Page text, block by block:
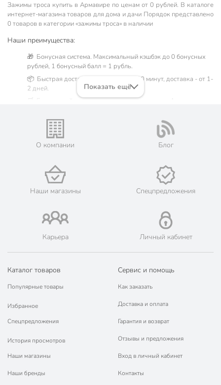
Зажимы троса купить в Армавире по ценам от 0 рублей. В каталоге
интернет-магазина товаров для дома и дачи Порядок представлено
0 товаров в категории «зажимы троса» в наличии
Наши преимущества:
🎁 Бонусная система. Максимальный кэшбэк до 0 бонусных
рублей, 1 бонусный балл = 1 рубль.
📦 Быстрая доставка. Самовывоз от 60 минут, доставка - от 1-
2 дней.
🛒 Бесплатный самовывоз из магазинов города Армавир.
его онлайн на официальном сайте сети магазинов Порядок.
Мы предлагаем бесплатную курьерскую доставку для товара
«зажимы троса» при заказе от 3000 рублей в такие города,
как: Новокубанск, Усть-Лабинск, Курганинск, Лабинск,
💳 Оплата: онлайн на сайте интернет-гипермаркета или
наличными при получении.
🛍 Скидки, акции, распродажи каждый день!
Порядок - официальный представитель ведущих мировых
марок.
Показать ещё
О компании Блог
Наши магазины Спецпредложения
Карьера Личный кабинет
Каталог товаров
Популярные товары
Избранное
Спецпредложения
История просмотров
Наши магазины
Наши бренды
Сервис и помощь
Как заказать
Доставка и оплата
Гарантия и возврат
Отзывы и предложения
Вход в личный кабинет
Контакты